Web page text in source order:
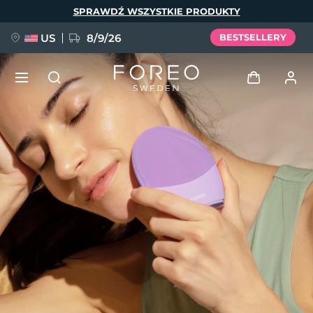
SPRAWDŹ WSZYSTKIE PRODUKTY
US 8/9/26 BESTSELLERY
Profil użytkownika
Moje urządzenia
Moje zamówienia
Moje adresy
Moje subskrypcje
NOWOŚĆ
FAQ™ Pure Beauty-Tech Elixir
BREAKING NEWS
issa™ Teeth Whitening Set
Język
English Deutsch
Español
Français
Italiano
Português
Svenska
Русский
Türkçe
简体中文 繁體中文